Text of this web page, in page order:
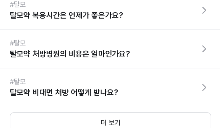
#탈모
탈모약 복용시간은 언제가 좋은가요?
#탈모
탈모약 처방병원의 비용은 얼마인가요?
#탈모
탈모약 비대면 처방 어떻게 받나요?
더 보기